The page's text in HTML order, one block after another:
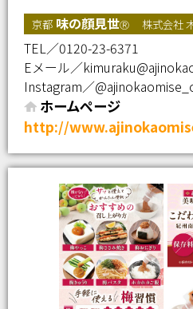
京都 味の顔見世Ⓡ 株式会社
TEL／0120-23-6371
Eメール／
Instagram／
ホームページ
http://